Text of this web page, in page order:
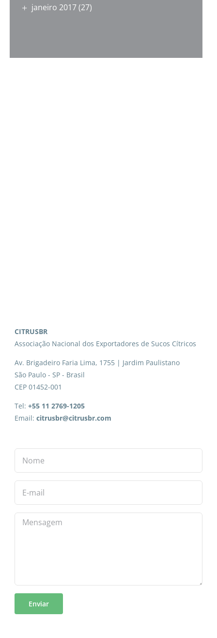
janeiro 2017(27)
CITRUSBR
Associação Nacional dos Exportadores de Sucos Cítricos
Av. Brigadeiro Faria Lima, 1755 | Jardim Paulistano
São Paulo - SP - Brasil
CEP 01452-001
Tel: +55 11 2769-1205
Email: citrusbr@citrusbr.com